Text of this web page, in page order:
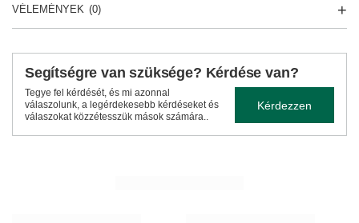
VÉLEMÉNYEK (0)
Segítségre van szüksége? Kérdése van?
Tegye fel kérdését, és mi azonnal
válaszolunk, a legérdekesebb kérdéseket és
válaszokat közzétesszük mások számára..
Kérdezzen